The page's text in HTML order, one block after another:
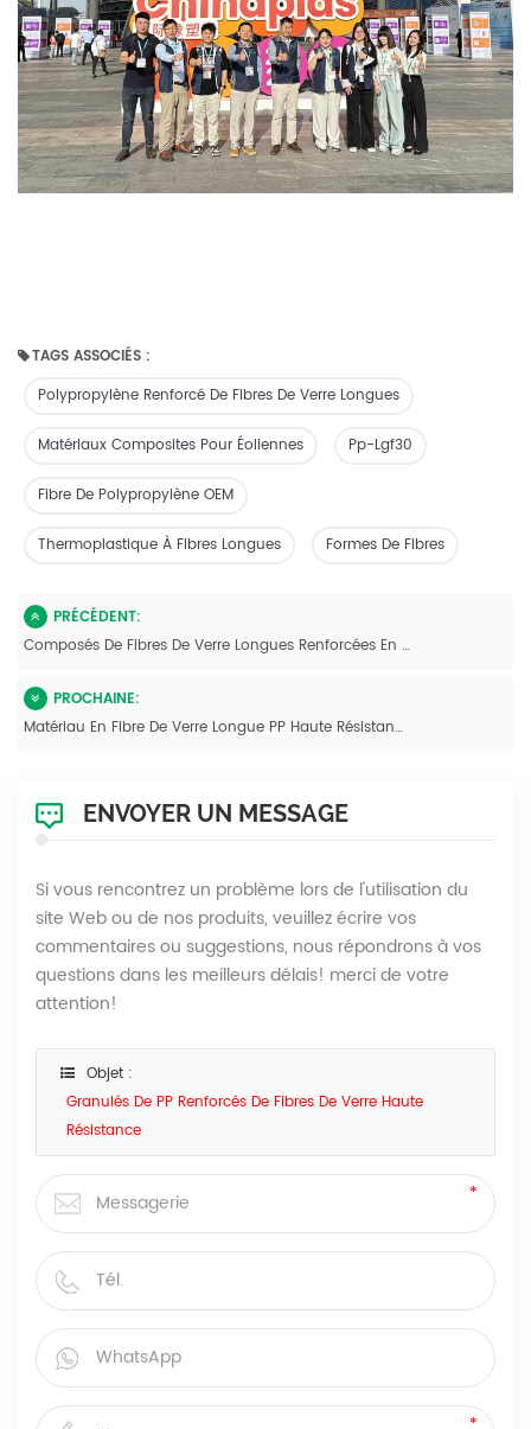
TAGS ASSOCIÉS :
Polypropylène Renforcé De Fibres De Verre Longues
Matériaux Composites Pour Éoliennes Pp-Lgf30
Fibre De Polypropylène OEM
Thermoplastique À Fibres Longues Formes De Fibres
PRÉCÉDENT:
Composés De Fibres De Verre Longues Renforcées En Polypropylène Homopolymère Xiamen LFT-G
PROCHAINE:
Matériau En Fibre De Verre Longue PP Haute Résistance, Couleur Noire Naturelle Personnalisée
ENVOYER UN MESSAGE
Si vous rencontrez un problème lors de l'utilisation du
site Web ou de nos produits, veuillez écrire vos
commentaires ou suggestions, nous répondrons à vos
questions dans les meilleurs délais! merci de votre
attention!
Objet :
Granulés De PP Renforcés De Fibres De Verre Haute
Résistance